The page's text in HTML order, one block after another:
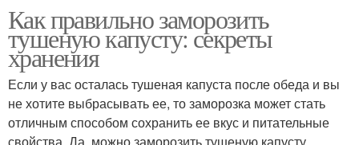
Как правильно заморозить
тушеную капусту: секреты
хранения
Если у вас осталась тушеная капуста после обеда и вы
не хотите выбрасывать ее, то заморозка может стать
отличным способом сохранить ее вкус и питательные
свойства. Да, можно заморозить тушеную капусту,